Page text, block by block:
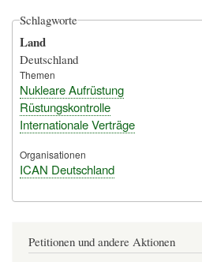
Schlagworte
Land
Deutschland
Themen
Nukleare Aufrüstung
Rüstungskontrolle
Internationale Verträge
Organisationen
ICAN Deutschland
Petitionen und andere Aktionen